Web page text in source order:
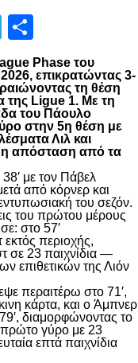
Telegram
Phase του
επικρατώντας 3-
τη θέση
της Ligue 1. Με τη
του Πάουλο
στην 5η θέση με
Λιλ και
η απόσταση από τα
38′ με τον Πάβελ
από κόρνερ και
του σεζόν.
του πρώτου μέρους
στο 57′
περιοχής,
σε 23 παιχνίδια —
επιθετικών της Λιόν
περαιτέρω στο 71′,
κάρτα, και ο Άμπνερ
διαμορφώνοντας το
γύρο με 23
επτά παιχνίδια